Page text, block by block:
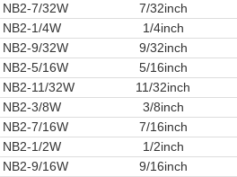
NB2-7/32W
7/32inch
NB2-1/4W
1/4inch
NB2-9/32W
9/32inch
NB2-5/16W
5/16inch
NB2-11/32W
11/32inch
NB2-3/8W
3/8inch
NB2-7/16W
7/16inch
NB2-1/2W
1/2inch
NB2-9/16W
9/16inch